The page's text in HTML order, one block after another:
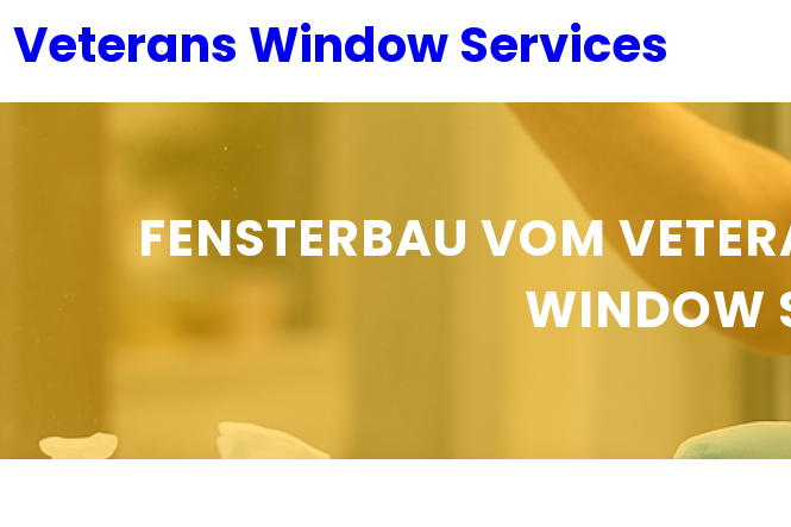
Inhalt
Veterans Window Services
FENSTERBAU VOM
WINDOW